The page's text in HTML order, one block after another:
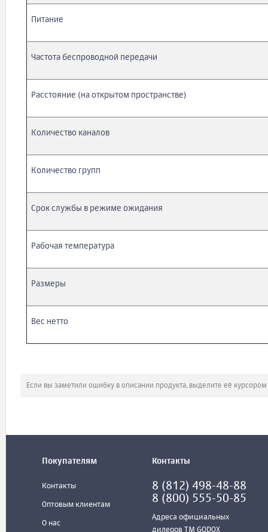
Питание
Частота беспроводной передачи
Расстояние (на открытом пространстве)
Количество каналов
Количество групп
Срок службы в режиме ожидания
Рабочая температура
Размеры
Вес нетто
Если вы заметили ошибку в описании продукта, выделите её
Покупателям
Контакты
Оптовым клиентам
О нас
Контакты
8 (812) 498-48-88
8 (800) 555-50-85
Адреса официальных
дилеров ТМ GODOX